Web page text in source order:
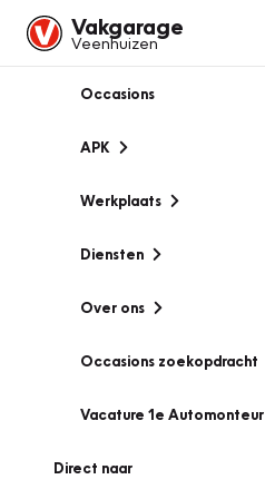
Vakgarage
Veenhuizen
Occasions
APK
Werkplaats
Diensten
Over ons
Occasions zoekopdracht
Vacature 1e Automonteur
Direct naar